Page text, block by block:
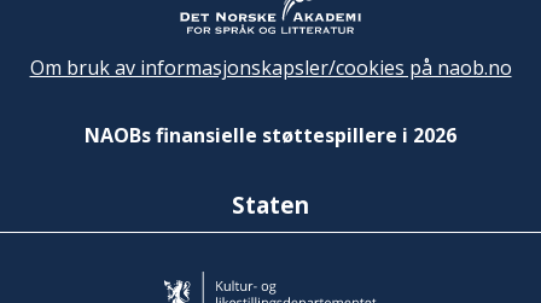
Om bruk av informasjonskapsler/cookies på naob.no
NAOBs finansielle støttespillere i 2026
Staten